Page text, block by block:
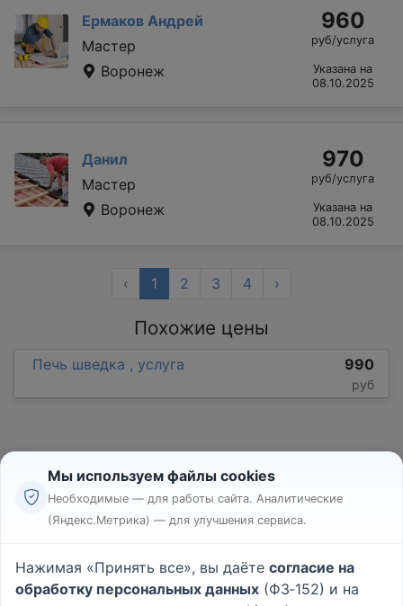
Ермаков Андрей
Мастер
Воронеж
960
руб/услуга
Указана на
08.10.2025
Данил
Мастер
Воронеж
970
руб/услуга
Указана на
08.10.2025
‹ 1 2 3 4 ›
Похожие цены
Печь шведка , услуга 990
руб
Реклама
Пользовательское соглашение
Политика конфиденциальности
Мы используем файлы cookies
Необходимые — для работы сайта. Аналитические
(Яндекс.Метрика) — для улучшения сервиса.
Нажимая «Принять все», вы даёте согласие на
обработку персональных данных (ФЗ‑152) и на